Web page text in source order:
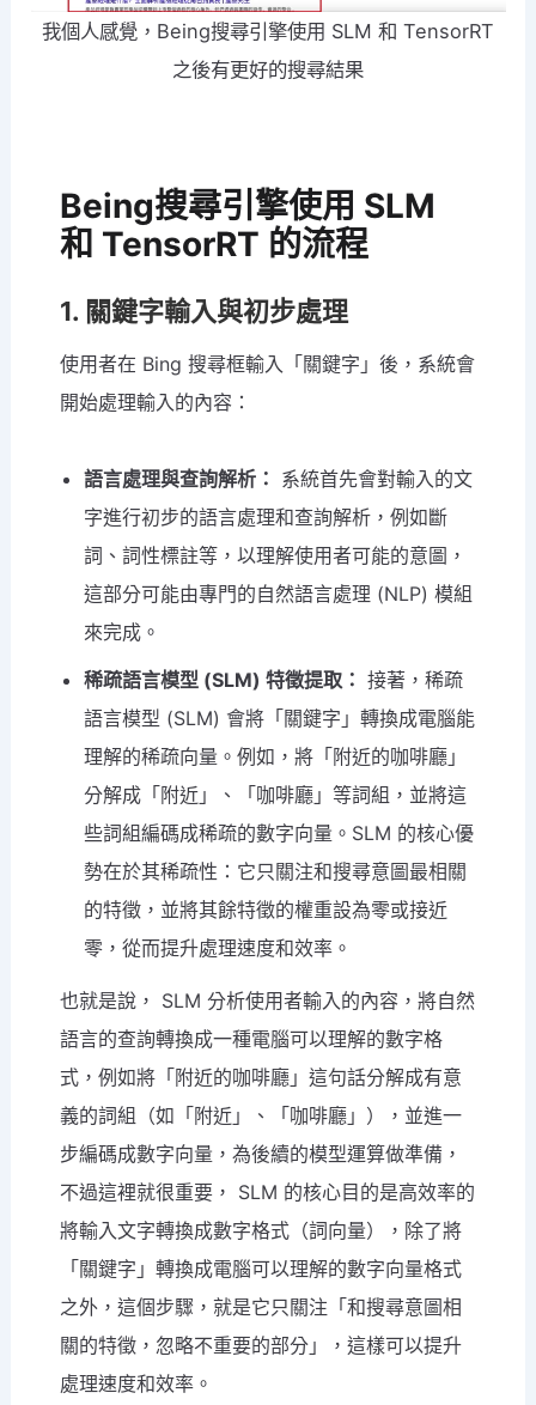
我個人感覺，Being搜尋引擎使用 SLM 和 TensorRT
之後有更好的搜尋結果
Being搜尋引擎使用 SLM
和 TensorRT 的流程
1. 關鍵字輸入與初步處理
使用者在 Bing 搜尋框輸入「關鍵字」後，系統會
開始處理輸入的內容：
語言處理與查詢解析： 系統首先會對輸入的文
字進行初步的語言處理和查詢解析，例如斷
詞、詞性標註等，以理解使用者可能的意圖，
這部分可能由專門的自然語言處理 (NLP) 模組
來完成。
稀疏語言模型 (SLM) 特徵提取： 接著，稀疏
語言模型 (SLM) 會將「關鍵字」轉換成電腦能
理解的稀疏向量。例如，將「附近的咖啡廳」
分解成「附近」、「咖啡廳」等詞組，並將這
些詞組編碼成稀疏的數字向量。SLM 的核心優
勢在於其稀疏性：它只關注和搜尋意圖最相關
的特徵，並將其餘特徵的權重設為零或接近
零，從而提升處理速度和效率。
也就是說， SLM 分析使用者輸入的內容，將自然
語言的查詢轉換成一種電腦可以理解的數字格
式，例如將「附近的咖啡廳」這句話分解成有意
義的詞組（如「附近」、「咖啡廳」），並進一
步編碼成數字向量，為後續的模型運算做準備，
不過這裡就很重要， SLM 的核心目的是高效率的
將輸入文字轉換成數字格式（詞向量），除了將
「關鍵字」轉換成電腦可以理解的數字向量格式
之外，這個步驟，就是它只關注「和搜尋意圖相
關的特徵，忽略不重要的部分」，這樣可以提升
處理速度和效率。